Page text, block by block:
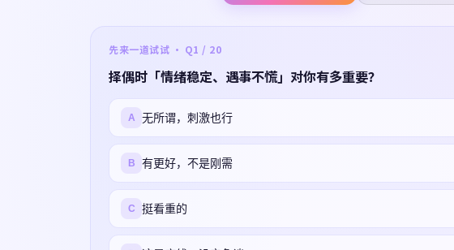
先来一道试试 · Q1 / 20
择偶时「情绪稳定、遇事不慌」对你有多重要？
A 无所谓，刺激也行
B 有更好，不是刚需
C 挺看重的